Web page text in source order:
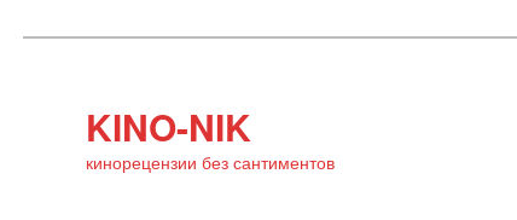
KINO-NIK
кинорецензии без сантиментов